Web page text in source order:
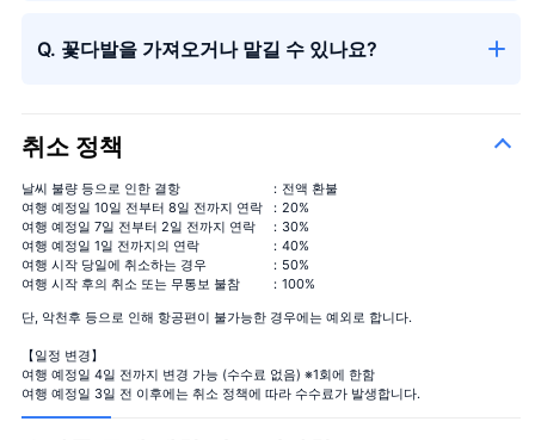
Q. 꽃다발을 가져오거나 맡길 수 있나요?
취소 정책
날씨 불량 등으로 인한 결항
：전액 환불
여행 예정일 10일 전부터 8일 전까지 연락
：20%
여행 예정일 7일 전부터 2일 전까지 연락
：30%
여행 예정일 1일 전까지의 연락
：40%
여행 시작 당일에 취소하는 경우
：50%
여행 시작 후의 취소 또는 무통보 불참
：100%
단, 악천후 등으로 인해 항공편이 불가능한 경우에는 예외로 합니다.
【일정 변경】
여행 예정일 4일 전까지 변경 가능 (수수료 없음) ※1회에 한함
여행 예정일 3일 전 이후에는 취소 정책에 따라 수수료가 발생합니다.